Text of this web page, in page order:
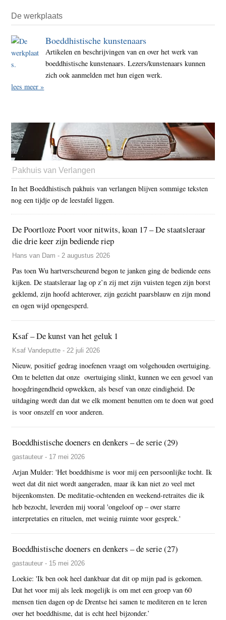
De werkplaats
Boeddhistische kunstenaars
Artikelen en beschrijvingen van en over het werk van
boeddhistische kunstenaars. Lezers/kunstenaars kunnen
zich ook aanmelden met hun eigen werk.
lees meer »
Pakhuis van Verlangen
In het Boeddhistisch pakhuis van verlangen blijven sommige teksten
nog een tijdje op de leestafel liggen.
De Poortloze Poort voor nitwits, koan 17 – De staatsleraar
die drie keer zijn bediende riep
Hans van Dam - 2 augustus 2026
Pas toen Wu hartverscheurend begon te janken ging de bediende eens
kijken. De staatsleraar lag op z’n zij met zijn vuisten tegen zijn borst
geklemd, zijn hoofd achterover, zijn gezicht paarsblauw en zijn mond
en ogen wijd opengesperd.
Ksaf – De kunst van het geluk 1
Ksaf Vandeputte - 22 juli 2026
Nieuw, positief gedrag inoefenen vraagt om volgehouden overtuiging.
Om te beletten dat onze overtuiging slinkt, kunnen we een gevoel van
hoogdringendheid opwekken, als besef van onze eindigheid. De
uitdaging wordt dan dat we elk moment benutten om te doen wat goed
is voor onszelf en voor anderen.
Boeddhistische doeners en denkers – de serie (29)
gastauteur - 17 mei 2026
Arjan Mulder: 'Het boeddhisme is voor mij een persoonlijke tocht. Ik
weet dat dit niet wordt aangeraden, maar ik kan niet zo veel met
bijeenkomsten. De meditatie-ochtenden en weekend-retraites die ik
heb bezocht, leverden mij vooral 'ongeloof op – over starre
interpretaties en rituelen, met weinig ruimte voor gesprek.'
Boeddhistische doeners en denkers – de serie (27)
gastauteur - 15 mei 2026
Loekie: 'Ik ben ook heel dankbaar dat dit op mijn pad is gekomen.
Dat het voor mij als leek mogelijk is om met een groep van 60
mensen tien dagen op de Drentse hei samen te mediteren en te leren
over het boeddhisme, dat is echt heel bijzonder.’